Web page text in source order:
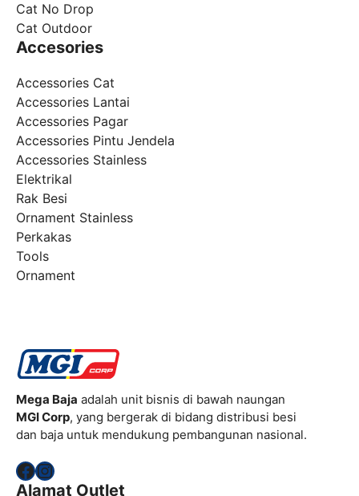
Cat No Drop
Cat Outdoor
Accesories
Accessories Cat
Accessories Lantai
Accessories Pagar
Accessories Pintu Jendela
Accessories Stainless
Elektrikal
Rak Besi
Ornament Stainless
Perkakas
Tools
Ornament
Mega Baja adalah unit bisnis di bawah naungan
MGI Corp, yang bergerak di bidang distribusi besi
dan baja untuk mendukung pembangunan nasional.
Facebook
Instagram
Alamat Outlet